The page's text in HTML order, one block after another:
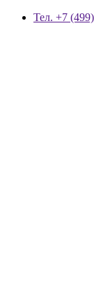
Тел. +7